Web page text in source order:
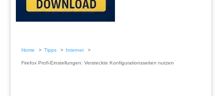
Home Tipps Internet
Firefox Profi-Einstellungen: Versteckte Konfigurationsseiten nutzen